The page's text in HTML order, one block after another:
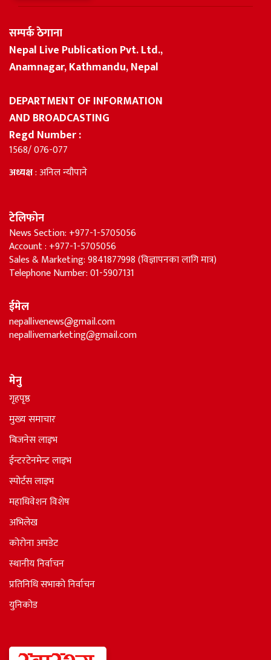
सम्पर्क ठेगाना
Nepal Live Publication Pvt. Ltd.,
Anamnagar, Kathmandu, Nepal
DEPARTMENT OF INFORMATION
AND BROADCASTING
Regd Number :
1568/ 076-077
अध्यक्ष: अनिल न्यौपाने
टेलिफोन
News Section: +977-1-5705056
Account : +977-1-5705056
Sales & Marketing: 9841877998 (विज्ञापनका लागि मात्र)
Telephone Number: 01-5907131
ईमेल
nepallivenews@gmail.com
nepallivemarketing@gmail.com
मेनु
गृहपृष्ठ
मुख्य समाचार
बिजनेस लाइभ
ईन्टरटेनमेन्ट लाइभ
स्पोर्टस लाइभ
महाधिवेशन विशेष
अभिलेख
कोरोना अपडेट
स्थानीय निर्वाचन
प्रतिनिधि सभाकाे निर्वाचन
युनिकोड